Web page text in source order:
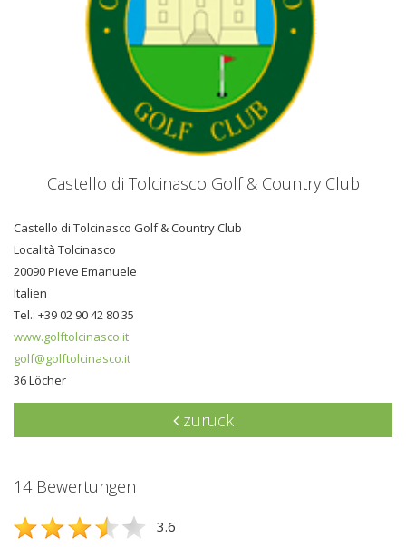
Castello di Tolcinasco Golf & Country Club
Castello di Tolcinasco Golf & Country Club
Località Tolcinasco
20090 Pieve Emanuele
Italien
Tel.: +39 02 90 42 80 35
www.golftolcinasco.it
golf@golftolcinasco.it
36 Löcher
zurück
14 Bewertungen
3.6